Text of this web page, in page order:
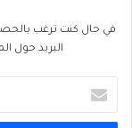
في حال كنت ترغب
البريد حول
بريدك
الإلكتروني